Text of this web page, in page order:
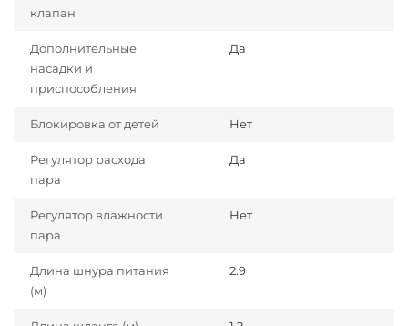
клапан
Дополнительные
насадки и
приспособления
Да
Блокировка от детей Нет
Регулятор расхода
пара
Да
Регулятор влажности
пара
Нет
Длина шнура питания
(м)
2.9